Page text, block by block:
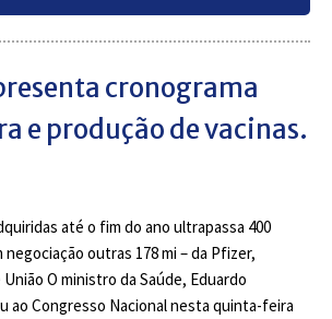
cronograma
e produção de vacinas.
até o fim do ano ultrapassa 400
negociação outras 178 mi – da Pfizer,
O ministro da Saúde, Eduardo
ao Congresso Nacional nesta quinta-feira